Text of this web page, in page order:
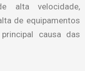
alta velocidade,
de equipamentos
causa das